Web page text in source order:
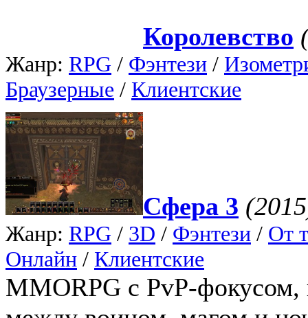
Королевство
Жанр: RPG / Фэнтези /
Браузерные / Клиентские
Сфера 3
Жанр: RPG / 3D / Фэнтези / От
Онлайн / Клиентские
MMORPG с PvP-фокусом,